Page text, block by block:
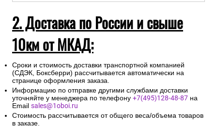
2. Доставка по России и свыше
10км от МКАД:
Сроки и стоимость доставки транспортной компанией
(СДЭК, Боксберри) рассчитывается автоматически на
странице оформления заказа.
Информацию по отправке другими службами доставки
уточняйте у менеджера по телефону +7(495)128-48-87 на
Email sales@1oboi.ru
Стоимость рассчитывается от общего веса/объема товаров
в заказе.